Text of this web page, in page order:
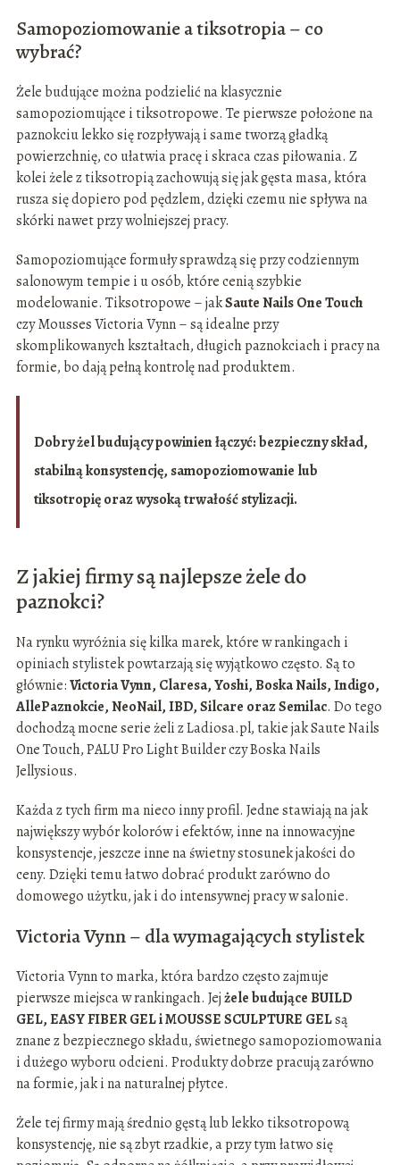
Samopoziomowanie a tiksotropia – co
wybrać?
Żele budujące można podzielić na klasycznie
samopoziomujące i tiksotropowe. Te pierwsze położone na
paznokciu lekko się rozpływają i same tworzą gładką
powierzchnię, co ułatwia pracę i skraca czas piłowania. Z
kolei żele z tiksotropią zachowują się jak gęsta masa, która
rusza się dopiero pod pędzlem, dzięki czemu nie spływa na
skórki nawet przy wolniejszej pracy.
Samopoziomujące formuły sprawdzą się przy codziennym
salonowym tempie i u osób, które cenią szybkie
modelowanie. Tiksotropowe – jakSaute Nails One Touch
czy Mousses Victoria Vynn – są idealne przy
skomplikowanych kształtach, długich paznokciach i pracy na
formie, bo dają pełną kontrolę nad produktem.
Dobry żel budujący powinien łączyć: bezpieczny skład,
stabilną konsystencję, samopoziomowanie lub
tiksotropię oraz wysoką trwałość stylizacji.
Z jakiej firmy są najlepsze żele do
paznokci?
Na rynku wyróżnia się kilka marek, które w rankingach i
opiniach stylistek powtarzają się wyjątkowo często. Są to
głównie:Victoria Vynn, Claresa, Yoshi, Boska Nails, Indigo,
AllePaznokcie, NeoNail, IBD, Silcare oraz Semilac. Do tego
dochodzą mocne serie żeli z Ladiosa.pl, takie jak Saute Nails
One Touch, PALU Pro Light Builder czy Boska Nails
Jellysious.
Każda z tych firm ma nieco inny profil. Jedne stawiają na jak
największy wybór kolorów i efektów, inne na innowacyjne
konsystencje, jeszcze inne na świetny stosunek jakości do
ceny. Dzięki temu łatwo dobrać produkt zarówno do
domowego użytku, jak i do intensywnej pracy w salonie.
Victoria Vynn – dla wymagających stylistek
Victoria Vynn to marka, która bardzo często zajmuje
pierwsze miejsca w rankingach. Jejżele budujące BUILD
GEL, EASY FIBER GEL i MOUSSE SCULPTURE GELsą
znane z bezpiecznego składu, świetnego samopoziomowania
i dużego wyboru odcieni. Produkty dobrze pracują zarówno
na formie, jak i na naturalnej płytce.
Żele tej firmy mają średnio gęstą lub lekko tiksotropową
konsystencję, nie są zbyt rzadkie, a przy tym łatwo się